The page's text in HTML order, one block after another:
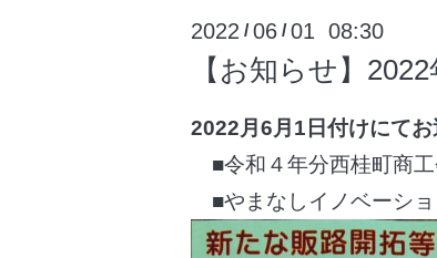
2022 /06 /01 08:30
【お知らせ】
2022月6月1日付けにてお
■令和４年分西桂町商
■やまなしイノベーシ